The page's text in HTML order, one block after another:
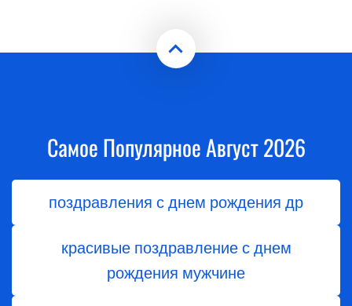
Самое Популярное Август 2026
поздравления с днем рождения др
красивые поздравление с днем
рождения мужчине